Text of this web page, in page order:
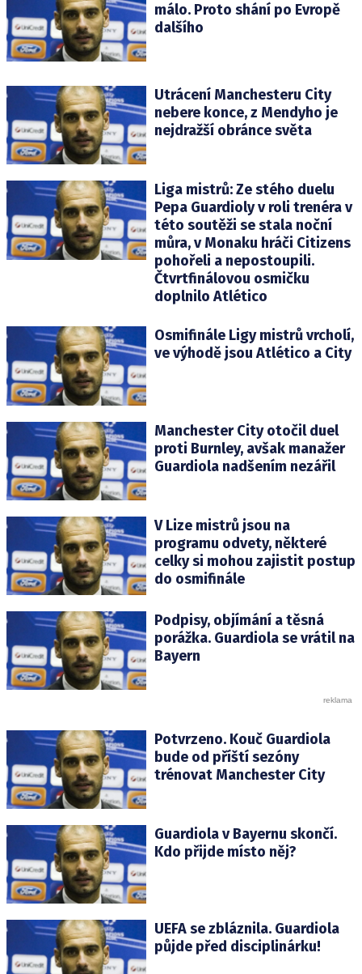
málo. Proto shání po Evropě
dalšího
Utrácení Manchesteru City
nebere konce, z Mendyho je
nejdražší obránce světa
Liga mistrů: Ze stého duelu
Pepa Guardioly v roli trenéra v
této soutěži se stala noční
můra, v Monaku hráči Citizens
pohořeli a nepostoupili.
Čtvrtfinálovou osmičku
doplnilo Atlético
Osmifinále Ligy mistrů vrcholí,
ve výhodě jsou Atlético a City
Manchester City otočil duel
proti Burnley, avšak manažer
Guardiola nadšením nezářil
V Lize mistrů jsou na
programu odvety, některé
celky si mohou zajistit postup
do osmifinále
Podpisy, objímání a těsná
porážka. Guardiola se vrátil na
Bayern
Potvrzeno. Kouč Guardiola
bude od příští sezóny
trénovat Manchester City
Guardiola v Bayernu skončí.
Kdo přijde místo něj?
UEFA se zbláznila. Guardiola
půjde před disciplinárku!